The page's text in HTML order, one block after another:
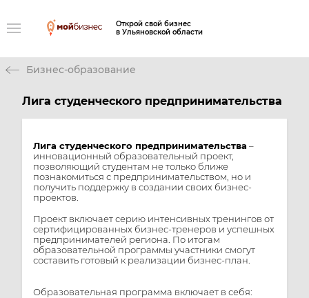
Открой свой бизнес
в Ульяновской области
Бизнес-образование
Лига студенческого предпринимательства
Лига студенческого предпринимательства –
инновационный образовательный проект,
позволяющий студентам не только ближе
познакомиться с предпринимательством, но и
получить поддержку в создании своих бизнес-
проектов.
Проект включает серию интенсивных тренингов от
сертифицированных бизнес-тренеров и успешных
предпринимателей региона. По итогам
образовательной программы участники смогут
составить готовый к реализации бизнес-план.
Образовательная программа включает в себя: